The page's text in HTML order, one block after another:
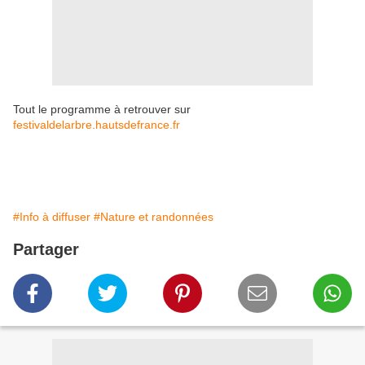
Tout le programme à retrouver sur
festivaldelarbre.hautsdefrance.fr
#Info à diffuser #Nature et randonnées
Partager